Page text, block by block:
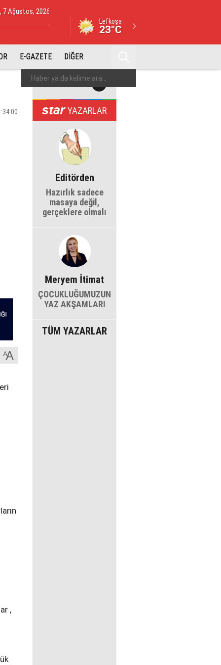
7 Ağustos, 2026
Lefkoşa
23°C
E-GAZETE DİĞER
,
YAZARLAR
Editörden
Hazırlık sadece
masaya değil,
gerçeklere olmalı
Meryem İtimat
ÇOCUKLUĞUMUZUN
YAZ AKŞAMLARI
TÜM YAZARLAR